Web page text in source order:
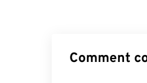
Comment